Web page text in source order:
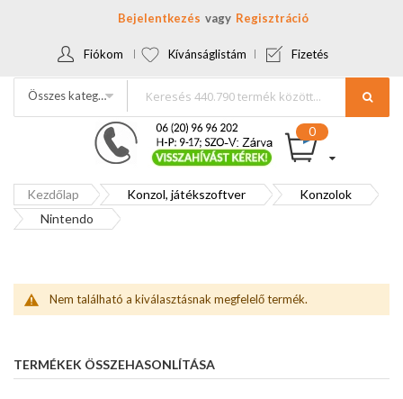
Bejelentkezés Regisztráció
Fiókom Kívánságlistám Fizetés
Összes kategória
Kezdőlap Konzol, játékszoftver
Konzolok
Nintendo
Nem található a kiválasztásnak megfelelő termék.
TERMÉKEK ÖSSZEHASONLÍTÁSA